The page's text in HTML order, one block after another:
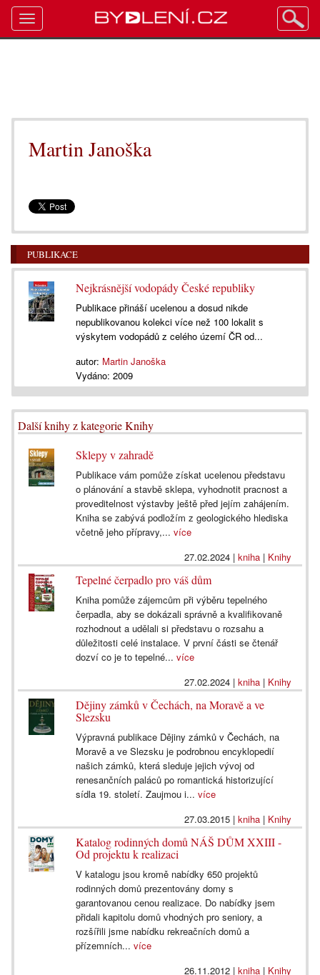
Martin Janoška
PUBLIKACE
Nejkrásnější vodopády České republiky
Publikace přináší ucelenou a dosud nikde
nepublikovanou kolekci více než 100 lokalit s
výskytem vodopádů z celého území ČR od...
autor: Martin Janoška
Vydáno: 2009
Další knihy z kategorie Knihy
Sklepy v zahradě
Publikace vám pomůže získat ucelenou představu
o plánování a stavbě sklepa, vyhodnotit pracnost a
proveditelnost výstavby ještě před jejím zahájením.
Kniha se zabývá podložím z geologického hlediska
včetně jeho přípravy,...více
27.02.2024| kniha| Knihy
Tepelné čerpadlo pro váš dům
Kniha pomůže zájemcům při výběru tepelného
čerpadla, aby se dokázali správně a kvalifikovaně
rozhodnout a udělali si představu o rozsahu a
důležitosti celé instalace. V první části se čtenář
dozví co je to tepelné...více
27.02.2024| kniha| Knihy
Dějiny zámků v Čechách, na Moravě a ve
Slezsku
Výpravná publikace Dějiny zámků v Čechách, na
Moravě a ve Slezsku je podrobnou encyklopedií
našich zámků, která sleduje jejich vývoj od
renesančních paláců po romantická historizující
sídla 19. století. Zaujmou i...více
27.03.2015| kniha| Knihy
Katalog rodinných domů NÁŠ DŮM XXIII -
Od projektu k realizaci
V katalogu jsou kromě nabídky 650 projektů
rodinných domů prezentovány domy s
garantovanou cenou realizace. Do nabídky jsem
přidali kapitolu domů vhodných pro seniory, a
rozšířili jsme nabídku rekreačních domů a
přízemních...více
26.11.2012| kniha| Knihy
Toggle
navigation